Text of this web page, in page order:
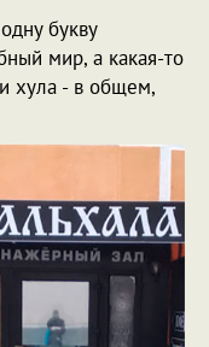
букву
мир, а какая-то
хула - в общем,